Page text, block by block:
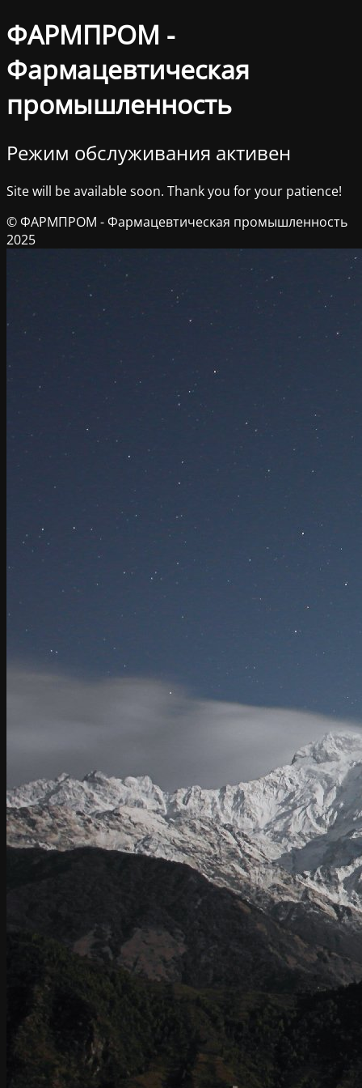
ФАРМПРОМ -
Фармацевтическая
промышленность
Режим обслуживания активен
Site will be available soon. Thank you for your patience!
© ФАРМПРОМ - Фармацевтическая промышленность
2025